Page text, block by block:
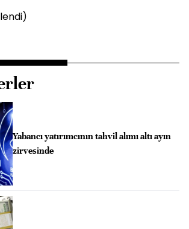
Yabancı yatırımcının tahvil alımı altı ayın
zirvesinde